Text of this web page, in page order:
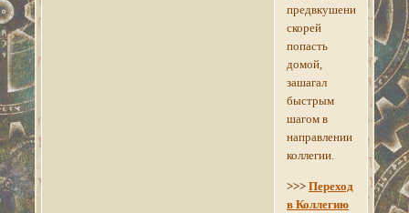
предвкушении
скорей
попасть
домой,
зашагал
быстрым
шагом в
направлении
коллегии.
>>>Переход
в Коллегию